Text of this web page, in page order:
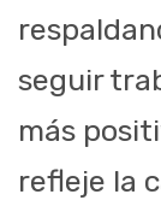
seguir
más
refleje la